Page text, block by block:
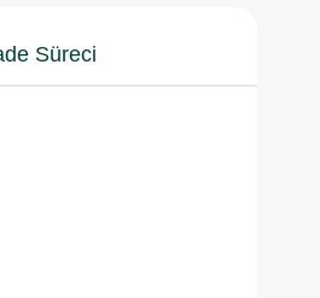
Süreci